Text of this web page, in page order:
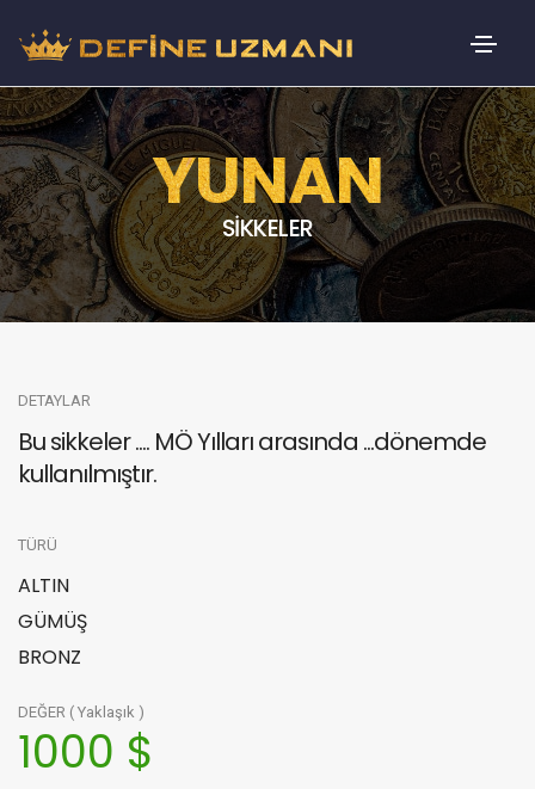
YUNAN
SİKKELER
DETAYLAR
Bu sikkeler .... MÖ Yılları arasında ...dönemde
kullanılmıştır.
TÜRÜ
ALTIN
GÜMÜŞ
BRONZ
DEĞER ( Yaklaşık )
1000 $